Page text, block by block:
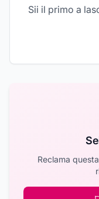
Sii il primo a
Reclama